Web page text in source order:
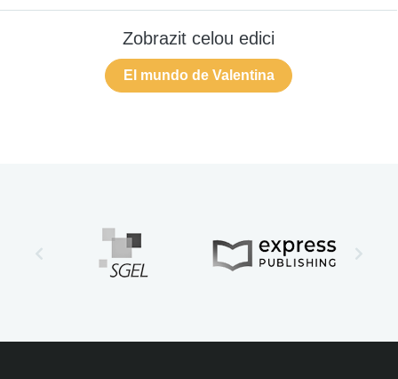
Zobrazit celou edici
El mundo de Valentina